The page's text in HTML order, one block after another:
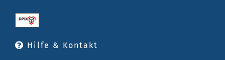
Hilfe & Kontakt